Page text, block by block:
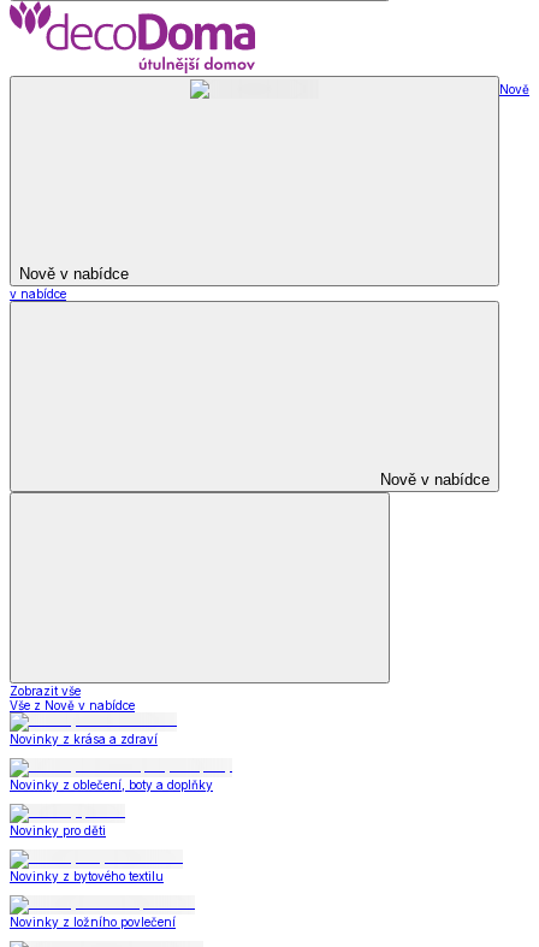
Nově v nabídce
Nově
v nabídce
Nově v nabídce
Zobrazit vše
Vše z Nově v nabídce
Novinky z krása a zdraví
Novinky z oblečení, boty a doplňky
Novinky pro děti
Novinky z bytového textilu
Novinky z ložního povlečení